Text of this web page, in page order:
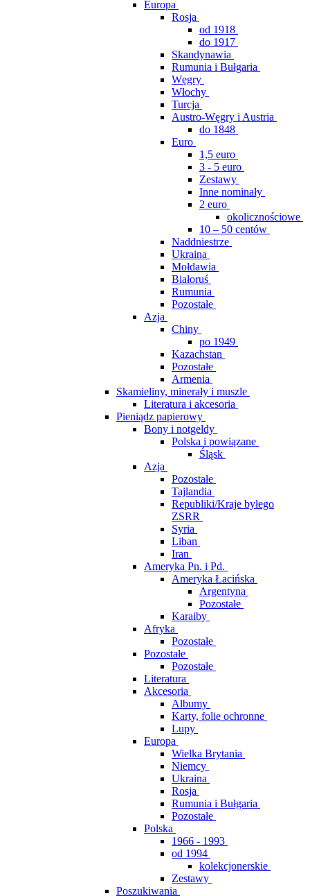
Europa
Rosja
od 1918
do 1917
Skandynawia
Rumunia i Bułgaria
Węgry
Włochy
Turcja
Austro-Węgry i Austria
do 1848
Euro
1,5 euro
3 - 5 euro
Zestawy
Inne nominały
2 euro
okolicznościowe
10 – 50 centów
Naddniestrze
Ukraina
Mołdawia
Białoruś
Rumunia
Pozostałe
Azja
Chiny
po 1949
Kazachstan
Pozostałe
Armenia
Skamieliny, minerały i muszle
Literatura i akcesoria
Pieniądz papierowy
Bony i notgeldy
Polska i powiązane
Śląsk
Azja
Pozostałe
Tajlandia
Republiki/Kraje byłego
ZSRR
Syria
Liban
Iran
Ameryka Pn. i Pd.
Ameryka Łacińska
Argentyna
Pozostałe
Karaiby
Afryka
Pozostałe
Pozostałe
Pozostałe
Literatura
Akcesoria
Albumy
Karty, folie ochronne
Lupy
Europa
Wielka Brytania
Niemcy
Ukraina
Rosja
Rumunia i Bułgaria
Pozostałe
Polska
1966 - 1993
od 1994
kolekcjonerskie
Zestawy
Poszukiwania